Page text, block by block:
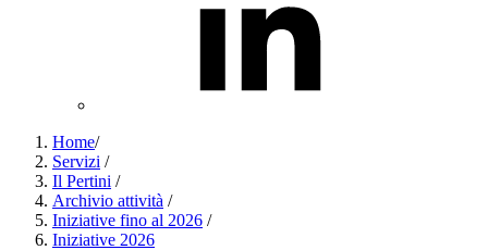
Home/
Servizi /
Il Pertini /
Archivio attività /
Iniziative fino al 2026 /
Iniziative 2026